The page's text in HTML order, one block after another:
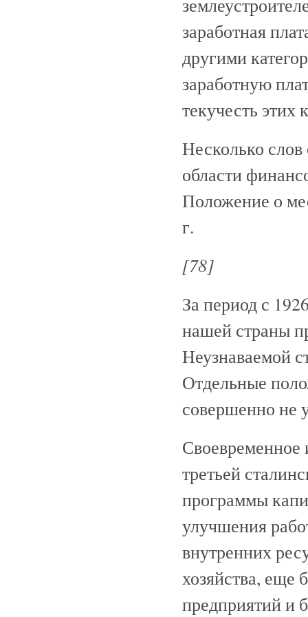
заработная
другими
заработную
текучесть этих
Несколько слов
области
Положение о
г.
[78]
За период с
нашей страны
Неузнаваемой
Отдельные
совершенно не
Своевременное
третьей
программы
улучшения
внутренних
хозяйства, еще
предприятий и